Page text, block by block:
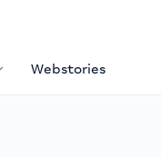
Webstories